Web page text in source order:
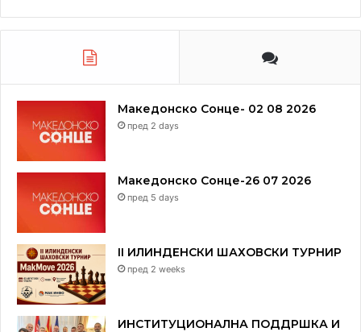
Македонско Сонце- 02 08 2026
пред 2 days
Македонско Сонце-26 07 2026
пред 5 days
II ИЛИНДЕНСКИ ШАХОВСКИ ТУРНИР
пред 2 weeks
ИНСТИТУЦИОНАЛНА ПОДДРШКА И